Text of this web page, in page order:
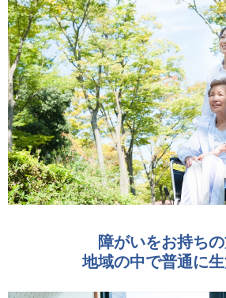
障がいをお持ち
地域の中で普通に生